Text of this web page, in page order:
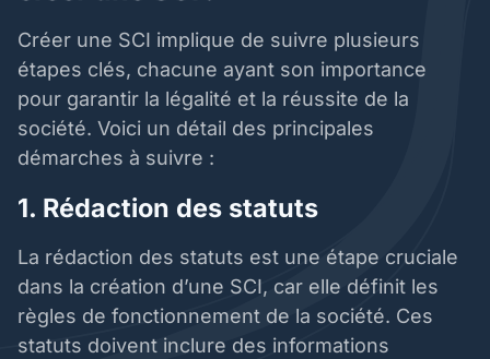
Créer une SCI implique de suivre plusieurs
étapes clés, chacune ayant son importance
pour garantir la légalité et la réussite de la
société. Voici un détail des principales
démarches à suivre :
1. Rédaction des statuts
La rédaction des statuts est une étape cruciale
dans la création d’une SCI, car elle définit les
règles de fonctionnement de la société. Ces
statuts doivent inclure des informations